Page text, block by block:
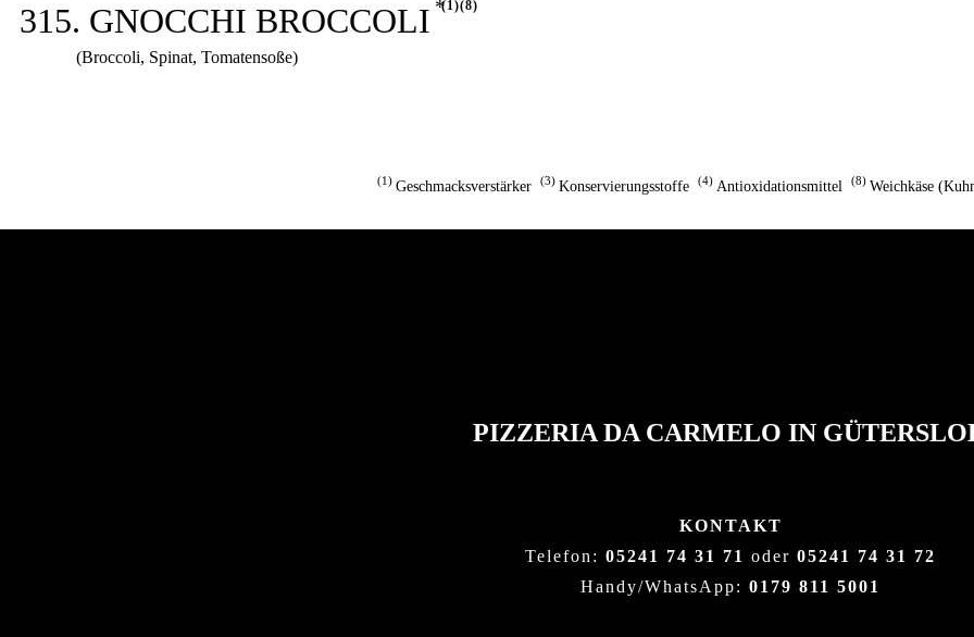
315. GNOCCHI BROCCOLI 1 8
(Broccoli, Spinat, Tomatensoße)
1 Geschmacksverstärker 3 Konservierungsstoffe 4 Antioxidationsmittel 8 Weichkäse
PIZZERIA DA CARMELO IN
KONTAKT
Telefon: 05241 74 31 71 oder 05241 74 31 72
Handy/WhatsApp: 0179 811 5001